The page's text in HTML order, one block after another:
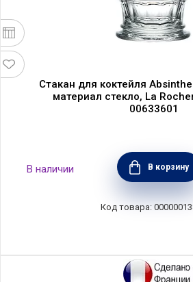
Стакан для коктейля
материал стекло, La
00633601
В корзину